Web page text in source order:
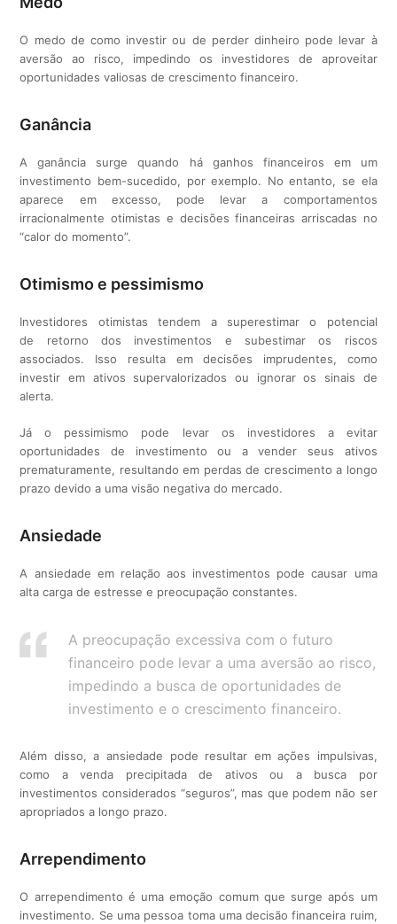
O medo de como investir ou de perder dinheiro pode levar à
aversão ao risco, impedindo os investidores de aproveitar
oportunidades valiosas de crescimento financeiro.
Ganância
A ganância surge quando há ganhos financeiros em um
investimento bem-sucedido, por exemplo. No entanto, se ela
aparece em excesso, pode levar a comportamentos
irracionalmente otimistas e decisões financeiras arriscadas no
“calor do momento”.
Otimismo e pessimismo
Investidores otimistas tendem a superestimar o potencial
de retorno dos investimentos e subestimar os riscos
associados. Isso resulta em decisões imprudentes, como
investir em ativos supervalorizados ou ignorar os sinais de
alerta.
Já o pessimismo pode levar os investidores a evitar
oportunidades de investimento ou a vender seus ativos
prematuramente, resultando em perdas de crescimento a longo
prazo devido a uma visão negativa do mercado.
Ansiedade
A ansiedade em relação aos investimentos pode causar uma
alta carga de estresse e preocupação constantes.
A preocupação excessiva com o futuro
financeiro pode levar a uma aversão ao risco,
impedindo a busca de oportunidades de
investimento e o crescimento financeiro.
Além disso, a ansiedade pode resultar em ações impulsivas,
como a venda precipitada de ativos ou a busca por
investimentos considerados “seguros”, mas que podem não ser
apropriados a longo prazo.
Arrependimento
O arrependimento é uma emoção comum que surge após um
investimento. Se uma pessoa toma uma decisão financeira ruim,